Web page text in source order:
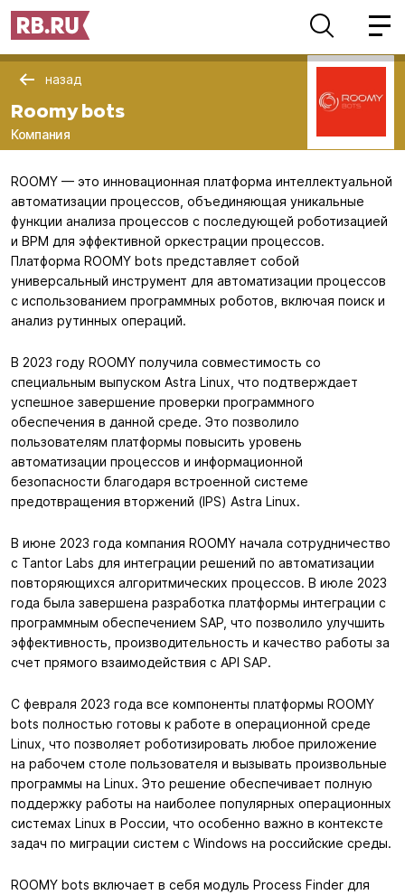
назад
Roomy bots
Компания
ROOMY — это инновационная платформа интеллектуальной
автоматизации процессов, объединяющая уникальные
функции анализа процессов с последующей роботизацией
и BPM для эффективной оркестрации процессов.
Платформа ROOMY bots представляет собой
универсальный инструмент для автоматизации процессов
с использованием программных роботов, включая поиск и
анализ рутинных операций.
В 2023 году ROOMY получила совместимость со
специальным выпуском Astra Linux, что подтверждает
успешное завершение проверки программного
обеспечения в данной среде. Это позволило
пользователям платформы повысить уровень
автоматизации процессов и информационной
безопасности благодаря встроенной системе
предотвращения вторжений (IPS) Astra Linux.
В июне 2023 года компания ROOMY начала сотрудничество
с Tantor Labs для интеграции решений по автоматизации
повторяющихся алгоритмических процессов. В июле 2023
года была завершена разработка платформы интеграции с
программным обеспечением SAP, что позволило улучшить
эффективность, производительность и качество работы за
счет прямого взаимодействия с API SAP.
С февраля 2023 года все компоненты платформы ROOMY
bots полностью готовы к работе в операционной среде
Linux, что позволяет роботизировать любое приложение
на рабочем столе пользователя и вызывать произвольные
программы на Linux. Это решение обеспечивает полную
поддержку работы на наиболее популярных операционных
системах Linux в России, что особенно важно в контексте
задач по миграции систем с Windows на российские среды.
ROOMY bots включает в себя модуль Process Finder для